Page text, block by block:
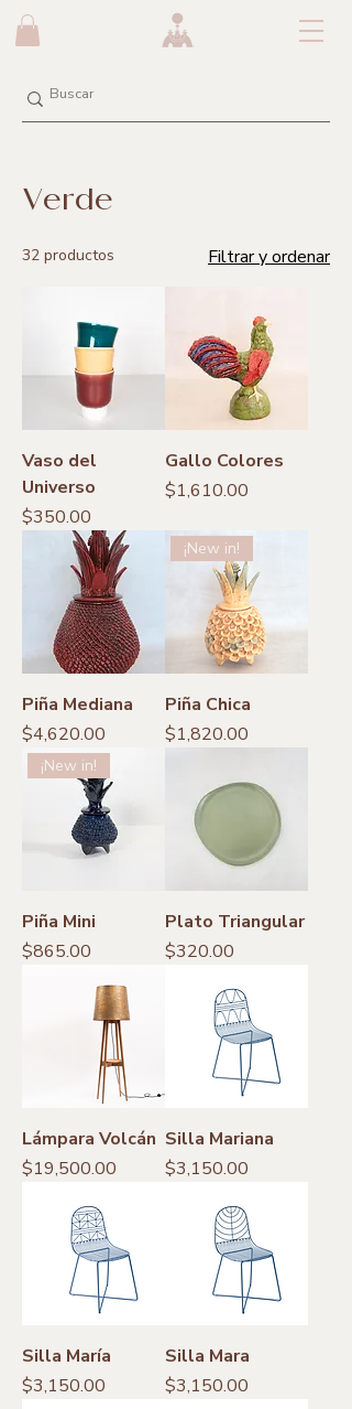
Verde
32 productos Filtrar y ordenar
Vaso del
Universo
Precio
$350.00
Gallo Colores
Precio
$1,610.00
Piña Mediana
Precio
$4,620.00
¡New in!
Piña Chica
Precio
$1,820.00
¡New in!
Piña Mini
Precio
$865.00
Plato Triangular
Precio
$320.00
Lámpara Volcán
Precio
$19,500.00
Silla Mariana
Precio
$3,150.00
Silla María
Precio
$3,150.00
Silla Mara
Precio
$3,150.00